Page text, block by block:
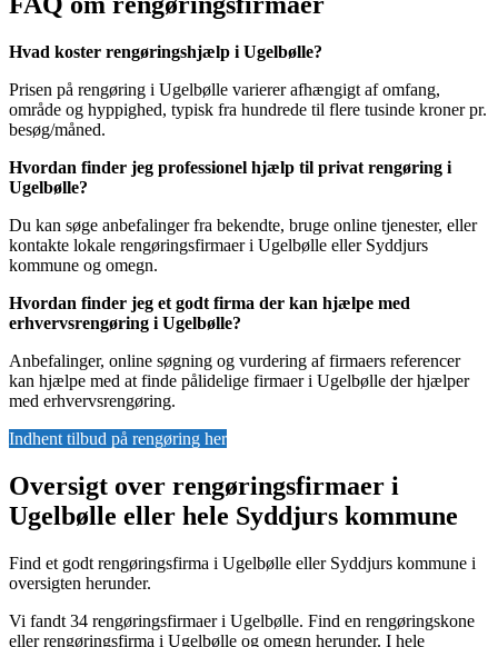
Hvad koster rengøringshjælp i Ugelbølle?
Prisen på rengøring i Ugelbølle varierer afhængigt af omfang,
område og hyppighed, typisk fra hundrede til flere tusinde kroner pr.
besøg/måned.
Hvordan finder jeg professionel hjælp til privat rengøring i
Ugelbølle?
Du kan søge anbefalinger fra bekendte, bruge online tjenester, eller
kontakte lokale rengøringsfirmaer i Ugelbølle eller Syddjurs
kommune og omegn.
Hvordan finder jeg et godt firma der kan hjælpe med
erhvervsrengøring i Ugelbølle?
Anbefalinger, online søgning og vurdering af firmaers referencer
kan hjælpe med at finde pålidelige firmaer i Ugelbølle der hjælper
med erhvervsrengøring.
Indhent tilbud på rengøring her
Oversigt over rengøringsfirmaer i
Ugelbølle eller hele Syddjurs kommune
Find et godt rengøringsfirma i Ugelbølle eller Syddjurs kommune i
oversigten herunder.
Vi fandt 34 rengøringsfirmaer i Ugelbølle. Find en rengøringskone
eller rengøringsfirma i Ugelbølle og omegn herunder. I hele